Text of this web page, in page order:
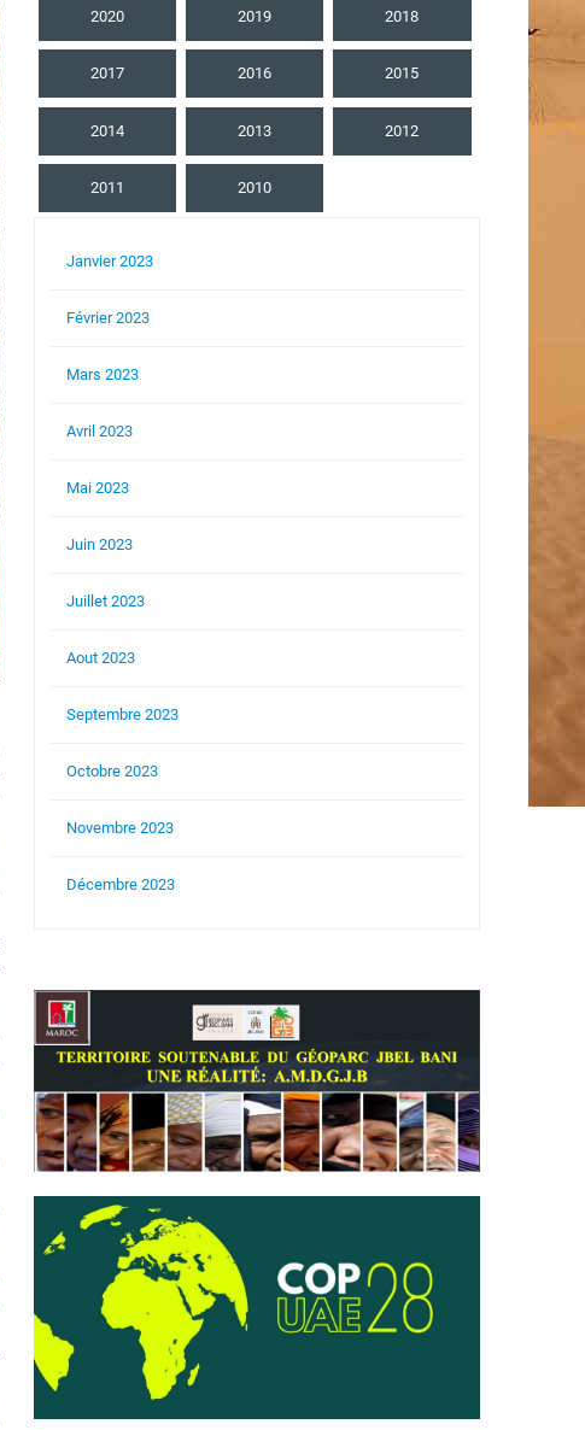
2020 2019 2018
2017 2016 2015
2014 2013 2012
2011 2010
Janvier 2023
Février 2023
Mars 2023
Avril 2023
Mai 2023
Juin 2023
Juillet 2023
Aout 2023
Septembre 2023
Octobre 2023
Novembre 2023
Décembre 2023